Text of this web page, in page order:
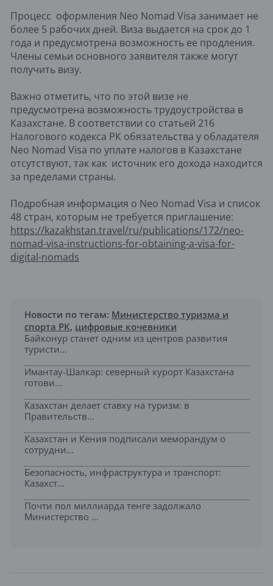
Процесс оформления Neo Nomad Visa занимает не
более 5 рабочих дней. Виза выдается на срок до 1
года и предусмотрена возможность ее продления.
Члены семьи основного заявителя также могут
получить визу.
Важно отметить, что по этой визе не
предусмотрена возможность трудоустройства в
Казахстане. В соответствии со статьей 216
Налогового кодекса РК обязательства у обладателя
Neo Nomad Visa по уплате налогов в Казахстане
отсутствуют, так как источник его дохода находится
за пределами страны.
Подробная информация о Neo Nomad Visa и список
48 стран, которым не требуется приглашение:
https://kazakhstan.travel/ru/publications/172/neo-
nomad-visa-instructions-for-obtaining-a-visa-for-
digital-nomads
Новости по тегам: Министерство туризма и
спорта РК, цифровые кочевники
Байконур станет одним из центров развития
туристи...
Имантау-Шалкар: северный курорт Казахстана
готови...
Казахстан делает ставку на туризм: в
Правительств...
Казахстан и Кения подписали меморандум о
сотрудни...
Безопасность, инфраструктура и транспорт:
Казахст...
Почти пол миллиарда тенге задолжало
Министерство ...